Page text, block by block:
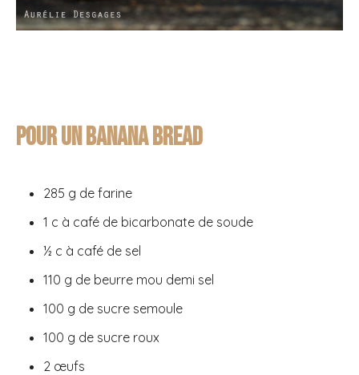
Pour un Banana bread
285 g de farine
1 c à café de bicarbonate de soude
½ c à café de sel
110 g de beurre mou demi sel
100 g de sucre semoule
100 g de sucre roux
2 œufs